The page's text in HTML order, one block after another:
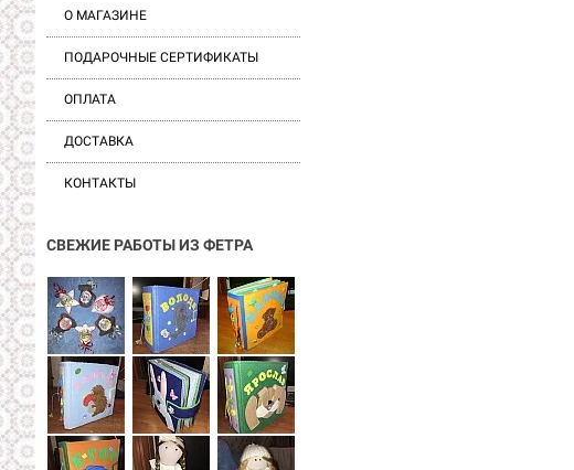
О МАГАЗИНЕ
ПОДАРОЧНЫЕ СЕРТИФИКАТЫ
ОПЛАТА
ДОСТАВКА
КОНТАКТЫ
СВЕЖИЕ РАБОТЫ ИЗ ФЕТРА